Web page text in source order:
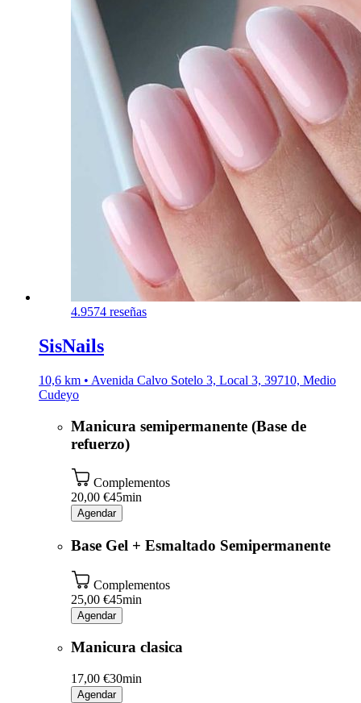
4.9574 reseñas
SisNails
10,6 km • Avenida Calvo Sotelo 3, Local 3, 39710, Medio
Cudeyo
Manicura semipermanente (Base de
refuerzo)
Complementos
20,00 €45min
Agendar
Base Gel + Esmaltado Semipermanente
Complementos
25,00 €45min
Agendar
Manicura clasica
17,00 €30min
Agendar